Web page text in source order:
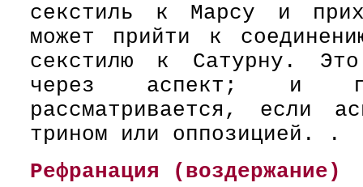
секстиль к Марсу и
может прийти к
секстилю к Сатурну. Это
через аспект; и
рассматривается, если
трином или оппозицией. .
Рефранация (воздержание)